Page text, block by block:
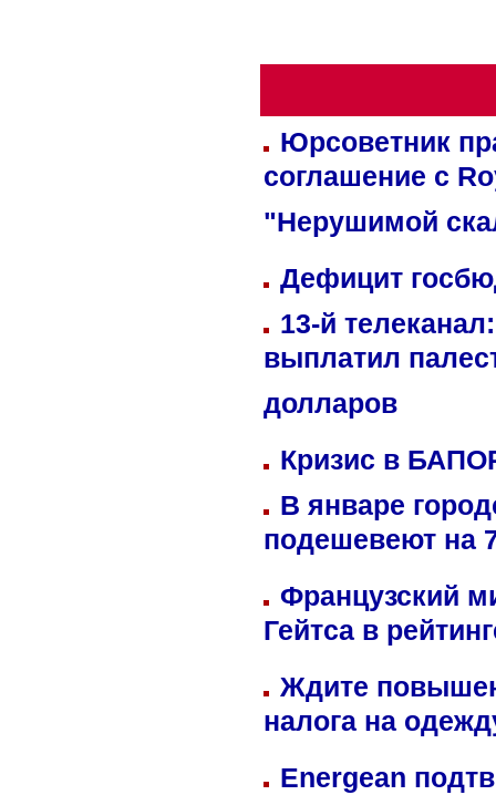
Юрсоветник
соглашение с
"Нерушимой
Дефицит
13-й
выплатил
долларов
Кризис в
В январе
подешевеют на
Французский
Гейтса в
Ждите
налога на
Energean